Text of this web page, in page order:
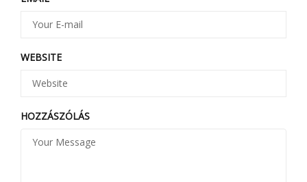
WEBSITE
HOZZÁSZÓLÁS